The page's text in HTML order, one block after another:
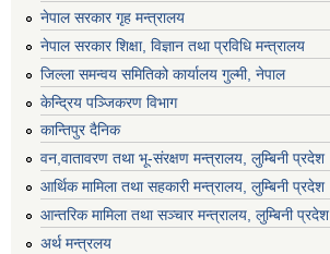
नेपाल सरकार गृह मन्त्रालय
नेपाल सरकार शिक्षा, विज्ञान तथा प्रविधि मन्त्रालय
जिल्ला समन्वय समितिको कार्यालय गुल्मी, नेपाल
केन्द्रिय पञ्जिकरण विभाग
कान्तिपुर दैनिक
वन,वातावरण तथा भू-संरक्षण मन्त्रालय, लुम्बिनी प्रदेश
आर्थिक मामिला तथा सहकारी मन्त्रालय, लुम्बिनी प्रदेश
आन्तरिक मामिला तथा सञ्चार मन्त्रालय, लुम्बिनी प्रदेश
अर्थ मन्त्रलय